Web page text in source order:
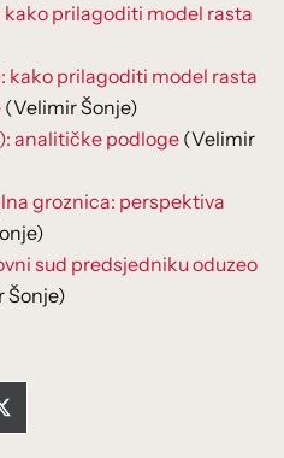
kako prilagoditi model rasta
kako prilagoditi model rasta
(Velimir Šonje)
analitičke podloge (Velimir
groznica: perspektiva
sud predsjedniku oduzeo
Šonje)
Share
on
X
(Twitter)